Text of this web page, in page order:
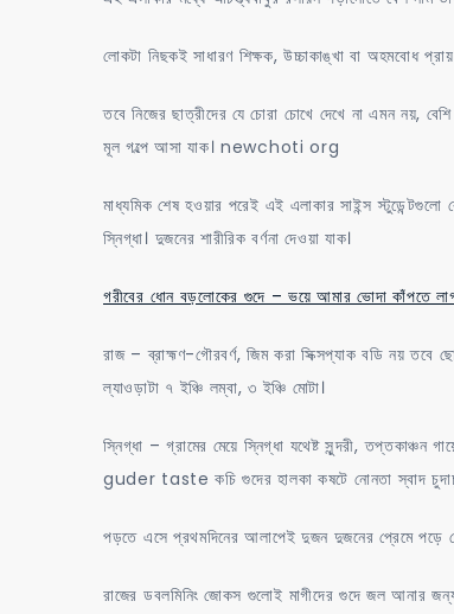
লোকটা নিছকই সাধারণ শিক্ষক, উচ্চাকাঙ্খা বা অহমবোধ
তবে নিজের ছাত্রীদের যে চোরা চোখে দেখে না এমন নয়,
মূল গল্পে আসা যাক। newchoti org
মাধ্যমিক শেষ হওয়ার পরেই এই এলাকার সাইন্স স্টুডেন্টগুলো
স্নিগ্ধা। দুজনের শারীরিক বর্ণনা দেওয়া যাক।
গরীবের ধোন বড়লোকের গুদে – ভয়ে আমার ভোদা কাঁপতে
রাজ – ব্রাহ্মণ-গৌরবর্ণ, জিম করা সিক্সপ্যাক বডি নয় তবে
ল্যাওড়াটা ৭ ইঞ্চি লম্বা, ৩ ইঞ্চি মোটা।
স্নিগ্ধা – গ্রামের মেয়ে স্নিগ্ধা যথেষ্ট সুন্দরী,
guder taste কচি গুদের হালকা কষটে নোনতা স্বাদ
পড়তে এসে প্রথমদিনের আলাপেই দুজন দুজনের প্রেমে পড়ে
রাজের ডবলমিনিং জোকস গুলোই মাগীদের গুদে জল আনার